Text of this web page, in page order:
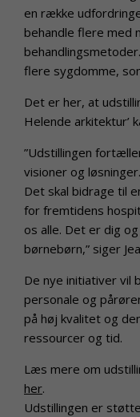
en række
behandle flere med
flere sygdomme,
Det er her, at
Helende arkitektur’
”Udstillingen
visioner og
Det skal bidrage til
for fremtidens
os alle. Det er dig
børnebørn,” siger
De nye initiativer vil
personale og
på høj kvalitet og
ressourcer og tid.
Læs mere om
her.
Udstillingen er